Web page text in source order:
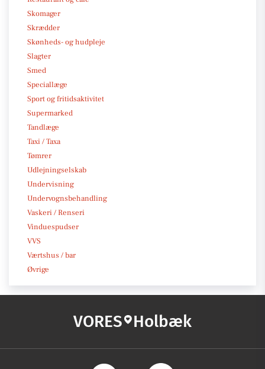
Skomager
Skrædder
Skønheds- og hudpleje
Slagter
Smed
Speciallæge
Sport og fritidsaktivitet
Supermarked
Tandlæge
Taxi / Taxa
Tømrer
Udlejningselskab
Undervisning
Undervognsbehandling
Vaskeri / Renseri
Vinduespudser
VVS
Værtshus / bar
Øvrige
VORES Holbæk